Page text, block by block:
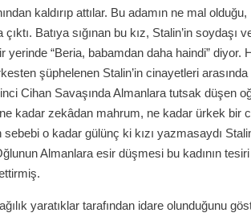
kaldırıp attılar. Bu adamın ne mal olduğu,
Batıya sığınan bu kız, Stalin’in soydaşı
yerinde “Beria, babamdan daha haindi” diyor.
şüphelenen Stalin’in cinayetleri
Cihan Savaşında Almanlara tutsak düşen
kadar zekâdan mahrum, ne kadar ürkek bir
o kadar gülünç ki kızı yazmasaydı
Almanlara esir düşmesi bu kadının
yaratıklar tarafından idare olunduğunu